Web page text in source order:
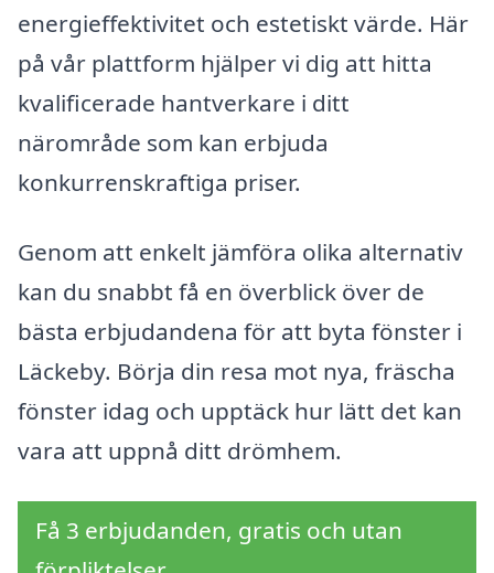
energieffektivitet och estetiskt värde. Här
på vår plattform hjälper vi dig att hitta
kvalificerade hantverkare i ditt
närområde som kan erbjuda
konkurrenskraftiga priser.
Genom att enkelt jämföra olika alternativ
kan du snabbt få en överblick över de
bästa erbjudandena för att byta fönster i
Läckeby. Börja din resa mot nya, fräscha
fönster idag och upptäck hur lätt det kan
vara att uppnå ditt drömhem.
Få 3 erbjudanden, gratis och utan